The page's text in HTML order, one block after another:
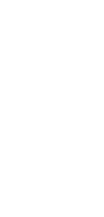
In the Shade of the
Verwijzen
Shu'ayb admonishes
"Do not spread
They must not
because it rebounds